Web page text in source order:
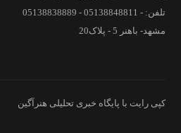
تلفن: - 05138848811 - 05138838889
مشهد- باهنر 5 - پلاک20
کپی رایت با پایگاه خبری تحلیلی هنرآگین